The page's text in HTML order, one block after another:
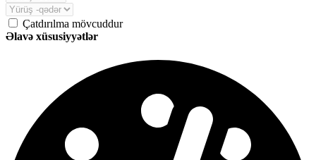
Çatdırılma mövcuddur
Əlavə xüsusiyyətlər